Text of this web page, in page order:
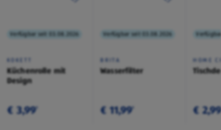
Verfügbar seit 03.08.2026
KOKETT
Küchenrolle mit
Design
€ 3,99¹
Verfügbar seit 03.08.2026
BRITA
Wasserfilter
€ 11,99¹
HOME
€